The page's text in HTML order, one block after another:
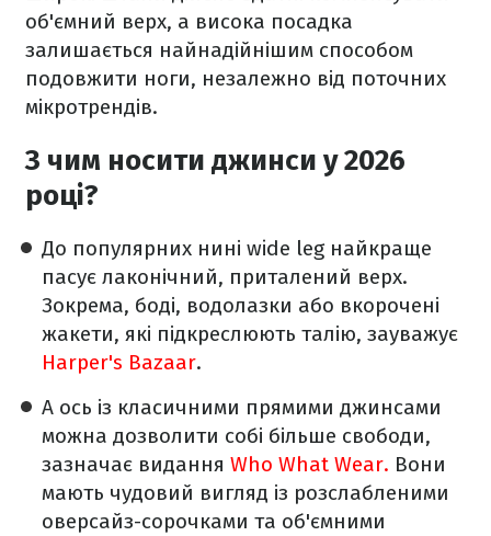
об'ємний верх, а висока посадка
залишається найнадійнішим способом
подовжити ноги, незалежно від поточних
мікротрендів.
З чим носити джинси у 2026
році?
До популярних нині wide leg найкраще
пасує лаконічний, приталений верх.
Зокрема, боді, водолазки або вкорочені
жакети, які підкреслюють талію, зауважує
Harper's Bazaar.
А ось із класичними прямими джинсами
можна дозволити собі більше свободи,
зазначає видання Who What Wear. Вони
мають чудовий вигляд із розслабленими
оверсайз-сорочками та об'ємними